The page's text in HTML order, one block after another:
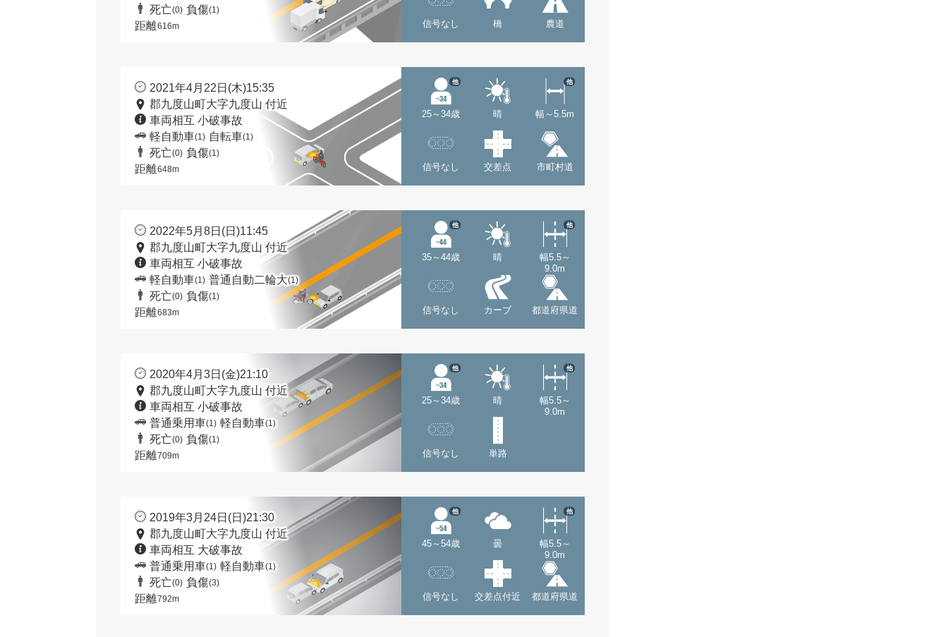
死亡(0) 負傷(1)
距離616m 信号なし 橋 農道
2021年4月22日(木)15:35
郡九度山町大字九度山 付近
車両相互 小破事故
軽自動車(1) 自転車(1)
死亡(0) 負傷(1)
距離648m
25～34歳
他
晴 幅～5.5m
他
信号なし 交差点 市町村道
2022年5月8日(日)11:45
郡九度山町大字九度山 付近
車両相互 小破事故
軽自動車(1) 普通自動二輪大(1)
死亡(0) 負傷(1)
距離683m
35～44歳
他
晴
幅5.5～
9.0m
他
信号なし カーブ 都道府県道
2020年4月3日(金)21:10
郡九度山町大字九度山 付近
車両相互 小破事故
普通乗用車(1) 軽自動車(1)
死亡(0) 負傷(1)
距離709m
25～34歳
他
晴
幅5.5～
9.0m
他
信号なし 単路
2019年3月24日(日)21:30
郡九度山町大字九度山 付近
車両相互 大破事故
普通乗用車(1) 軽自動車(1)
死亡(0) 負傷(3)
距離792m
45～54歳
他
曇
幅5.5～
9.0m
他
信号なし 交差点付近 都道府県道